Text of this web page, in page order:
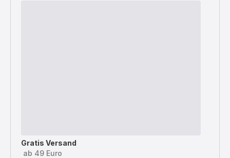
Gratis Versand
ab 49 Euro